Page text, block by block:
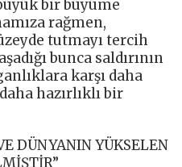
bir büyüme
rağmen,
tutmayı tercih
bunca saldırının
karşı daha
hazırlıklı bir
DÜNYANIN YÜKSELEN